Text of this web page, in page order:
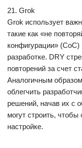
21. Grok
Grok использует
такие как «не
конфигурации» (CoC)
разработке. DRY
повторений за счет
Аналогичным
облегчить
решений, начав их с
могут строить,
настройке.